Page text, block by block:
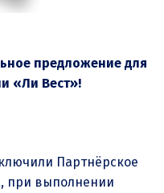
предложение для
«Ли Вест»!
Партнёрское
при выполнении